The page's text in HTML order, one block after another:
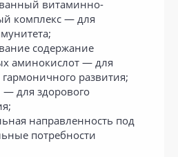
витаминно-
комплекс — для
содержание
аминокислот — для
развития;
для здорового
направленность под
потребности